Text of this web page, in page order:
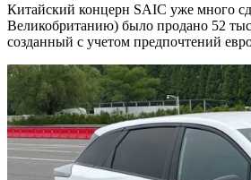
Китайский концерн SAIC уже много
Великобританию) было продано 52
созданный с учетом предпочтений